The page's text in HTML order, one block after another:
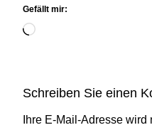
Gefällt mir:
Wird
Schreiben Sie einen
Ihre E-Mail-Adresse wird